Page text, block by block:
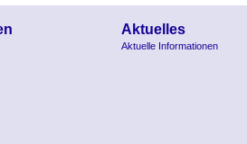
Aktuelles
Aktuelle Informationen